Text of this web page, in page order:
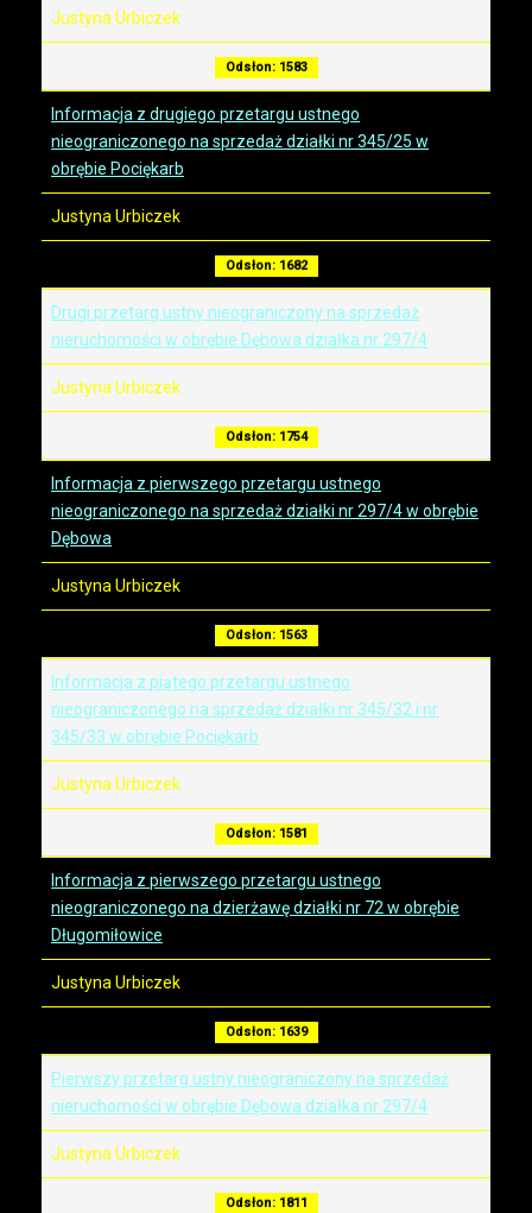
Justyna Urbiczek
Odsłon: 1583
Informacja z drugiego przetargu ustnego
nieograniczonego na sprzedaż działki nr 345/25 w
obrębie Pociękarb
Justyna Urbiczek
Odsłon: 1682
Drugi przetarg ustny nieograniczony na sprzedaż
nieruchomości w obrębie Dębowa działka nr 297/4
Justyna Urbiczek
Odsłon: 1754
Informacja z pierwszego przetargu ustnego
nieograniczonego na sprzedaż działki nr 297/4 w obrębie
Dębowa
Justyna Urbiczek
Odsłon: 1563
Informacja z piątego przetargu ustnego
nieograniczonego na sprzedaż działki nr 345/32 i nr
345/33 w obrębie Pociękarb
Justyna Urbiczek
Odsłon: 1581
Informacja z pierwszego przetargu ustnego
nieograniczonego na dzierżawę działki nr 72 w obrębie
Długomiłowice
Justyna Urbiczek
Odsłon: 1639
Pierwszy przetarg ustny nieograniczony na sprzedaż
nieruchomości w obrębie Dębowa działka nr 297/4
Justyna Urbiczek
Odsłon: 1811